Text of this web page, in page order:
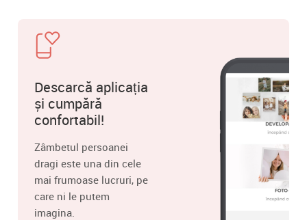
Descarcă aplicația
și cumpără
confortabil!
Zâmbetul persoanei
dragi este una din cele
mai frumoase lucruri, pe
care ni le putem
imagina.